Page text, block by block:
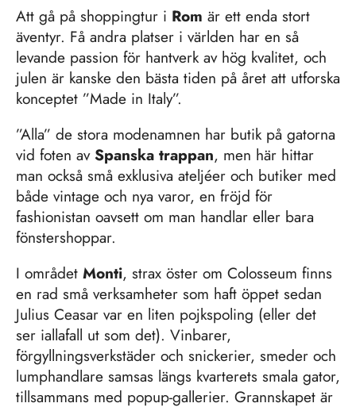
konceptet ”Made in Italy”.
”Alla” de stora modenamnen har butik på gatorna
vid foten avSpanska trappan, men här hittar
man också små exklusiva ateljéer och butiker med
både vintage och nya varor, en fröjd för
fashionistan oavsett om man handlar eller bara
fönstershoppar.
I området Monti, strax öster om Colosseum finns
en rad små verksamheter som haft öppet sedan
Julius Ceasar var en liten pojkspoling (eller det
ser iallafall ut som det). Vinbarer,
förgyllningsverkstäder och snickerier, smeder och
lumphandlare samsas längs kvarterets smala gator,
tillsammans med popup-gallerier. Grannskapet är
också värd för en fyndvänlig inomhusmarknad som
hålls varje helg där du kan hitta
originalretroplagg, designerföremål, kläder, skor
och solglasögon av alla slag.